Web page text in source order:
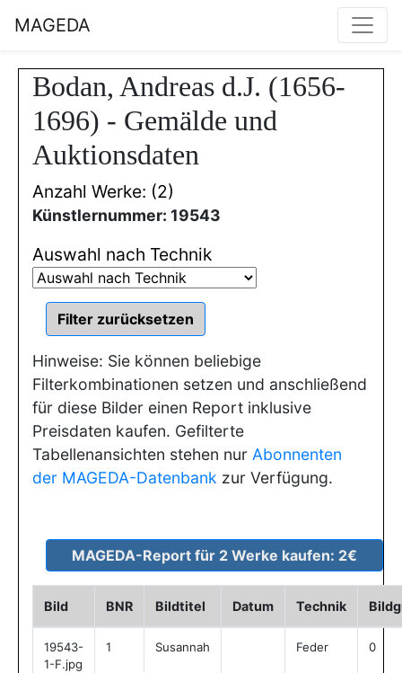
MAGEDA
Bodan, Andreas d.J. (1656-
1696) - Gemälde und
Auktionsdaten
Anzahl Werke: (2)
Künstlernummer: 19543
Auswahl nach Technik
Hinweise: Sie können beliebige
Filterkombinationen setzen und anschließend
für diese Bilder einen Report inklusive
Preisdaten kaufen. Gefilterte
Tabellenansichten stehen nur Abonnenten
der MAGEDA-Datenbank zur Verfügung.
Bild BNR Bildtitel Datum Technik
19543-
1-F.jpg
1 Susannah Feder 0